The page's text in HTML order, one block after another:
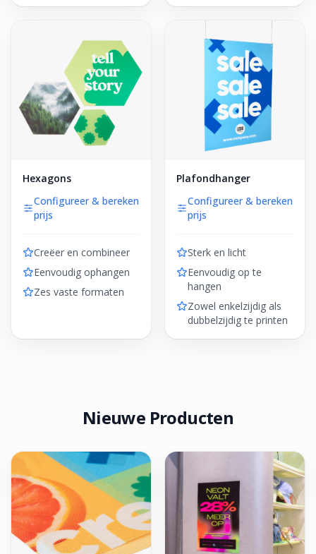
Hexagons
Configureer & bereken
prijs
Creëer en combineer
Eenvoudig ophangen
Zes vaste formaten
Plafondhanger
Configureer & bereken
prijs
Sterk en licht
Eenvoudig op te
hangen
Zowel enkelzijdig als
dubbelzijdig te printen
Nieuwe Producten